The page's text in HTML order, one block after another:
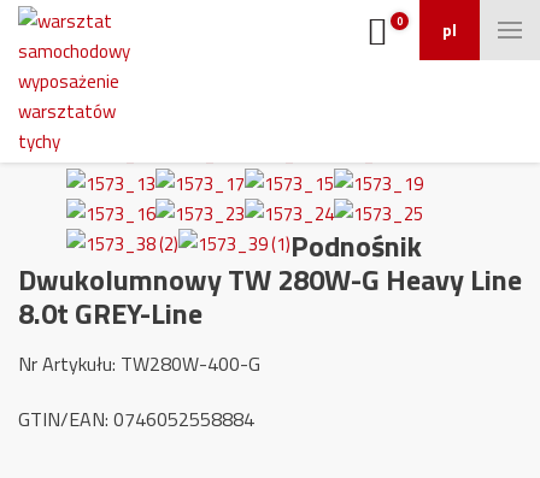
pl
0
Podnośnik
Dwukolumnowy TW 280W-G Heavy Line
8.0t GREY-Line
Nr Artykułu: TW280W-400-G
GTIN/EAN: 0746052558884